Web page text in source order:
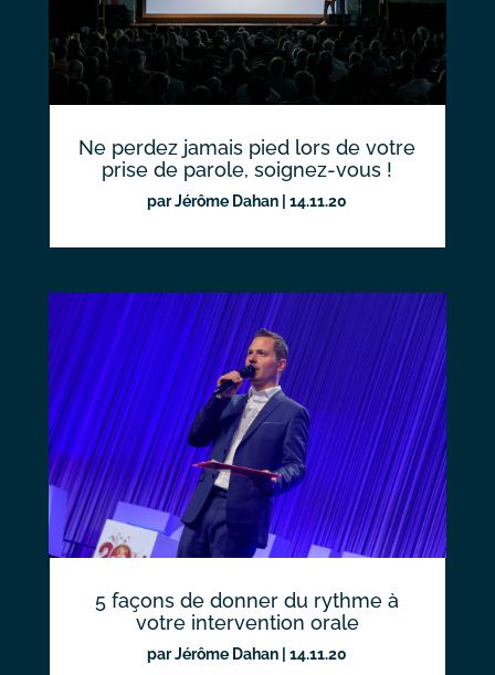
Ne perdez jamais pied lors de votre
prise de parole, soignez-vous !
parJérôme Dahan |14.11.20
5 façons de donner du rythme à
votre intervention orale
parJérôme Dahan |14.11.20